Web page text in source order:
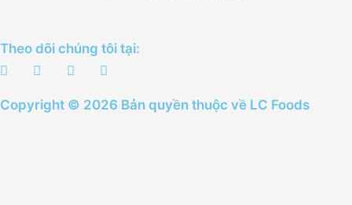
Theo dõi chúng tôi tại:
Copyright © 2026 Bản quyền thuộc về LC Foods